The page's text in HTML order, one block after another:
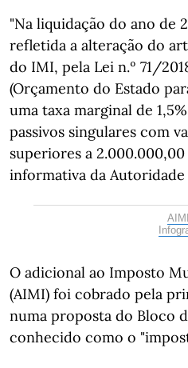
"Na liquidação do ano de
refletida a alteração do
do IMI, pela Lei n.º 71/
(Orçamento do Estado
uma taxa marginal de
passivos singulares com
superiores a
informativa da
AIMI
O adicional ao Imposto
(AIMI) foi cobrado pela
numa proposta do Bloco
conhecido como o